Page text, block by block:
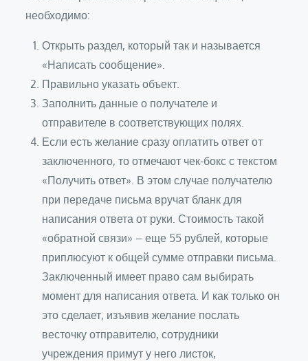
необходимо:
Открыть раздел, который так и называется
«Написать сообщение».
Правильно указать объект.
Заполнить данные о получателе и
отправителе в соответствующих полях.
Если есть желание сразу оплатить ответ от
заключенного, то отмечают чек-бокс с текстом
«Получить ответ». В этом случае получателю
при передаче письма вручат бланк для
написания ответа от руки. Стоимость такой
«обратной связи» – еще 55 рублей, которые
приплюсуют к общей сумме отправки письма.
Заключенный имеет право сам выбирать
момент для написания ответа. И как только он
это сделает, изъявив желание послать
весточку отправителю, сотрудники
учреждения примут у него листок,